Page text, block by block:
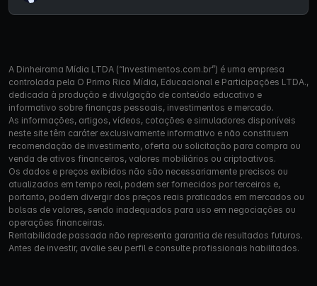
A Dinheirama Mídia LTDA (“Investimentos.com.br”) é uma empresa
controlada pela O Primo Rico Mídia, Educacional e Participações LTDA.,
dedicada à produção e divulgação de conteúdo educativo e
informativo sobre finanças pessoais, investimentos e mercado.
As informações, artigos, vídeos, cotações e simuladores disponíveis
neste site têm caráter exclusivamente informativo e não constituem
recomendação de investimento, oferta ou solicitação para compra ou
venda de ativos financeiros, valores mobiliários ou criptoativos.
Os dados e preços exibidos não são necessariamente precisos ou
atualizados em tempo real, podem ser fornecidos por terceiros e,
portanto, podem divergir dos preços reais praticados em mercados ou
bolsas de valores, sendo inadequados para uso em negociações ou
operações financeiras.
Rentabilidade passada não representa garantia de resultados futuros.
Antes de investir, avalie seu perfil e consulte profissionais habilitados.